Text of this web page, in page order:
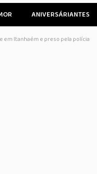
ANIVERSÁRIANTES
Itanhaém e preso pela polícia